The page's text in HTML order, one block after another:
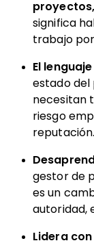
significa
trabajo
El
estado del
necesitan
riesgo
reputación.
gestor de
es un
autoridad,
Lidera